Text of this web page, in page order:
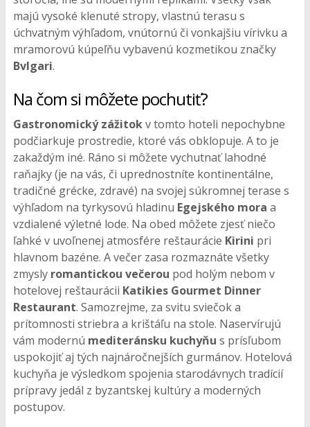
majú vysoké klenuté stropy, vlastnú terasu s
úchvatným výhľadom, vnútornú či vonkajšiu vírivku a
mramorovú kúpeľňu vybavenú kozmetikou značky
Bvlgari.
Na čom si môžete pochutiť?
Gastronomický zážitokv tomto hoteli nepochybne
podčiarkuje prostredie, ktoré vás obklopuje. A to je
zakaždým iné. Ráno si môžete vychutnať lahodné
raňajky (je na vás, či uprednostníte kontinentálne,
tradičné grécke, zdravé) na svojej súkromnej terase s
výhľadom na tyrkysovú hladinu Egejského mora a
vzdialené výletné lode. Na obed môžete zjesť niečo
ľahké v uvoľnenej atmosfére reštaurácie Kirini pri
hlavnom bazéne. A večer zasa rozmaznáte všetky
zmysly romantickou večerou pod holým nebom v
hotelovej reštaurácii Katikies Gourmet Dinner
Restaurant. Samozrejme, za svitu sviečok a
prítomnosti striebra a krištáľu na stole. Naservírujú
vám modernú mediteránsku kuchyňu s prísľubom
uspokojiť aj tých najnáročnejších gurmánov. Hotelová
kuchyňa je výsledkom spojenia starodávnych tradícií
prípravy jedál z byzantskej kultúry a moderných
postupov.